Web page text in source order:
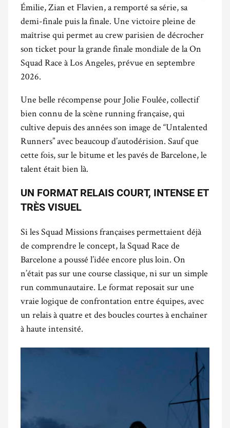
Émilie, Zian et Flavien, a remporté sa série, sa
demi-finale puis la finale. Une victoire pleine de
maîtrise qui permet au crew parisien de décrocher
son ticket pour la grande finale mondiale de la On
Squad Race à Los Angeles, prévue en septembre
2026.
Une belle récompense pour Jolie Foulée, collectif
bien connu de la scène running française, qui
cultive depuis des années son image de “Untalented
Runners” avec beaucoup d’autodérision. Sauf que
cette fois, sur le bitume et les pavés de Barcelone, le
talent était bien là.
UN FORMAT RELAIS COURT, INTENSE ET
TRÈS VISUEL
Si les Squad Missions françaises permettaient déjà
de comprendre le concept, la Squad Race de
Barcelone a poussé l’idée encore plus loin. On
n’était pas sur une course classique, ni sur un simple
run communautaire. Le format reposait sur une
vraie logique de confrontation entre équipes, avec
un relais à quatre et des boucles courtes à enchaîner
à haute intensité.